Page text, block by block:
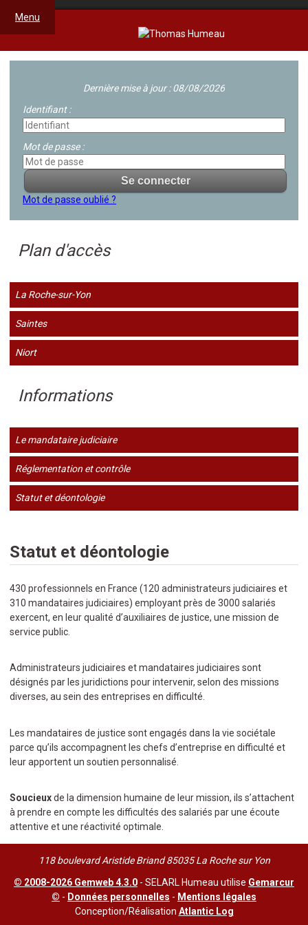
Menu
Dernière mise à jour : 08/08/2026
Identifiant :
Mot de passe :
Mot de passe oublié ?
Plan d'accès
La Roche-sur-Yon
Saintes
Niort
Informations
Le mandataire judiciaire
Réglementation et contrôle
Statut et déontologie
Statut et déontologie
430 professionnels en France (120 administrateurs judiciaires et
310 mandataires judiciaires) employant près de 3000 salariés
exercent, en leur qualité d’auxiliaires de justice, une mission de
service public.
Administrateurs judiciaires et mandataires judiciaires sont
désignés par les juridictions pour intervenir, selon des missions
diverses, au sein des entreprises en difficulté.
Les mandataires de justice sont engagés dans la vie sociétale
parce qu’ils accompagnent les chefs d’entreprise en difficulté et
leur apportent un soutien personnalisé.
Soucieuxde la dimension humaine de leur mission, ils s’attachent
à prendre en compte les difficultés des salariés par une écoute
attentive et une réactivité optimale.
118 boulevard Aristide Briand 85035 La Roche sur Yon
© 2008-2026 Gemweb 4.3.0 - SELARL Humeau utilise Gemarcur
© - Données personnelles - Mentions légales
Conception/Réalisation Atlantic Log